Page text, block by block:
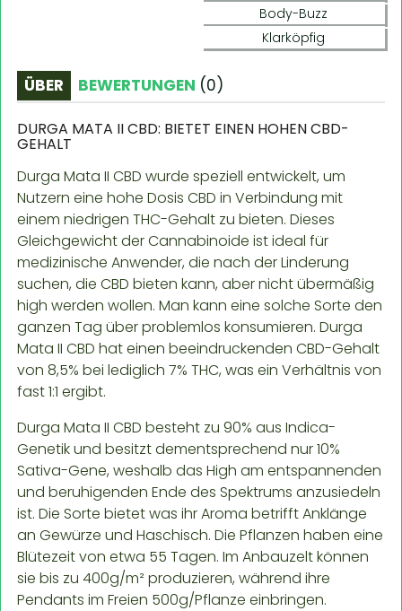
Body-Buzz
Klarköpfig
ÜBER BEWERTUNGEN (0)
DURGA MATA II CBD: BIETET EINEN HOHEN CBD-
GEHALT
Durga Mata II CBD wurde speziell entwickelt, um
Nutzern eine hohe Dosis CBD in Verbindung mit
einem niedrigen THC-Gehalt zu bieten. Dieses
Gleichgewicht der Cannabinoide ist ideal für
medizinische Anwender, die nach der Linderung
suchen, die CBD bieten kann, aber nicht übermäßig
high werden wollen. Man kann eine solche Sorte den
ganzen Tag über problemlos konsumieren. Durga
Mata II CBD hat einen beeindruckenden CBD-Gehalt
von 8,5% bei lediglich 7% THC, was ein Verhältnis von
fast 1:1 ergibt.
Durga Mata II CBD besteht zu 90% aus Indica-
Genetik und besitzt dementsprechend nur 10%
Sativa-Gene, weshalb das High am entspannenden
und beruhigenden Ende des Spektrums anzusiedeln
ist. Die Sorte bietet was ihr Aroma betrifft Anklänge
an Gewürze und Haschisch. Die Pflanzen haben eine
Blütezeit von etwa 55 Tagen. Im Anbauzelt können
sie bis zu 400g/m² produzieren, während ihre
Pendants im Freien 500g/Pflanze einbringen.